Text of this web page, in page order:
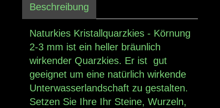
Beschreibung
Naturkies Kristallquarzkies - Körnung
2-3 mm ist ein heller bräunlich
wirkender Quarzkies. Er ist gut
geeignet um eine natürlich wirkende
Unterwasserlandschaft zu gestalten.
Setzen Sie Ihre Ihr Steine, Wurzeln,